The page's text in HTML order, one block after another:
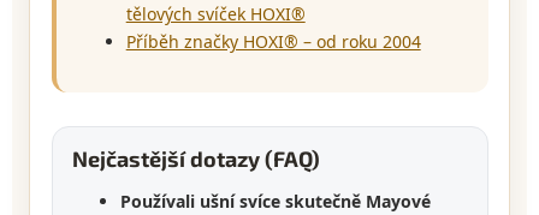
tělových svíček HOXI®
Příběh značky HOXI® – od roku 2004
Nejčastější dotazy (FAQ)
Používali ušní svíce skutečně Mayové